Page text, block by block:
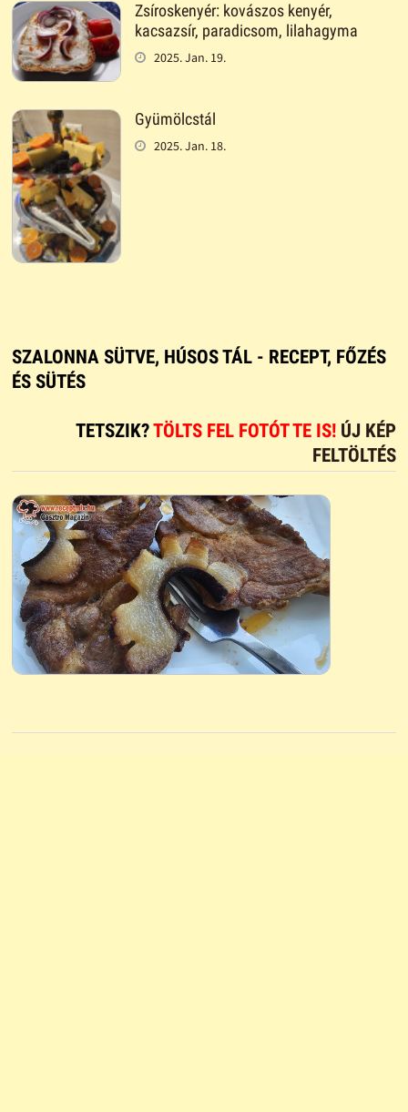
Zsíroskenyér: kovászos kenyér,
kacsazsír, paradicsom, lilahagyma
2025. Jan. 19.
Gyümölcstál
2025. Jan. 18.
SZALONNA SÜTVE, HÚSOS TÁL - RECEPT, FŐZÉS
ÉS SÜTÉS
TETSZIK?TÖLTS FEL FOTÓT TE IS! ÚJ KÉP
FELTÖLTÉS